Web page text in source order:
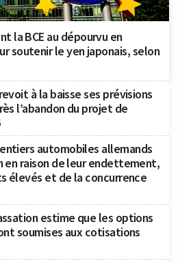
la BCE au dépourvu en
soutenir le yen japonais, selon
à la baisse ses prévisions
l’abandon du projet de
automobiles allemands
en raison de leur endettement,
élevés et de la concurrence
estime que les options
soumises aux cotisations